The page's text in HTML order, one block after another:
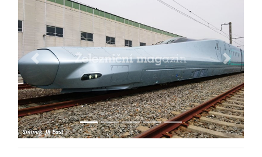
Previous Next